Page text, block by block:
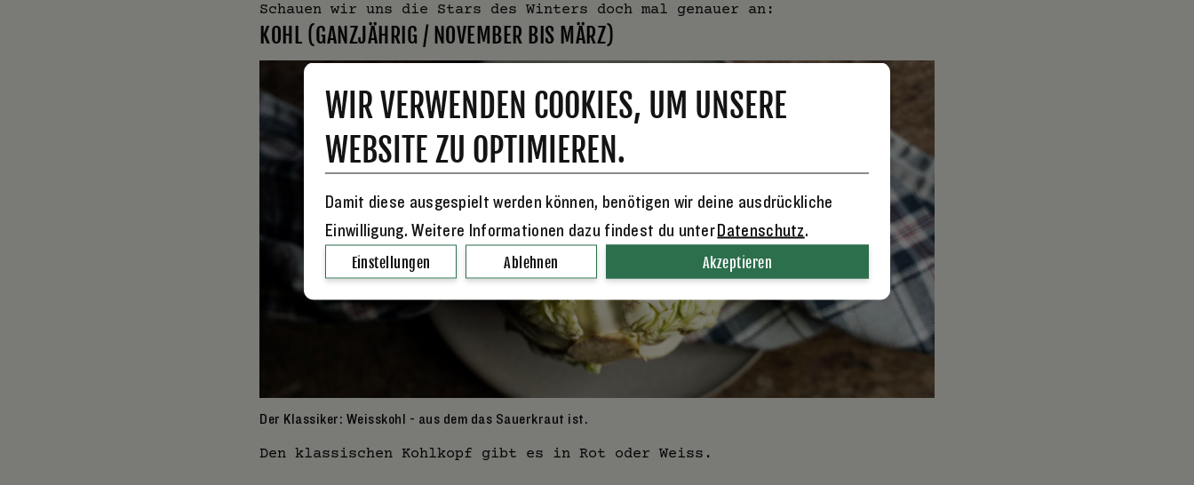
Schauen wir uns die Stars des Winters doch mal genauer an:
KOHL (GANZJÄHRIG / NOVEMBER BIS MÄRZ)
Der Klassiker: Weisskohl - aus dem das Sauerkraut ist.
Den klassischen Kohlkopf gibt es in Rot oder Weiss.
WIR VERWENDEN COOKIES, UM UNSERE
WEBSITE ZU OPTIMIEREN.
Damit diese ausgespielt werden können, benötigen wir deine ausdrückliche
Einwilligung. Weitere Informationen dazu findest du unterDatenschutz.
Einstellungen Ablehnen Akzeptieren